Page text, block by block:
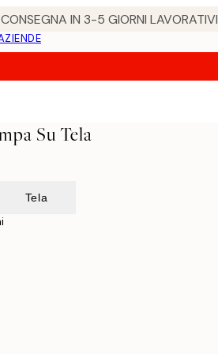
IN 3-5 GIORNI LAVORATIVI
Su Tela
Tela